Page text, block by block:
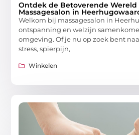
Ontdek de Betoverende Wereld
Massagesalon in
Welkom bij massagesalon in
ontspanning en welzijn
omgeving. Of je nu op zoek bent
stress, spierpijn,
Winkelen